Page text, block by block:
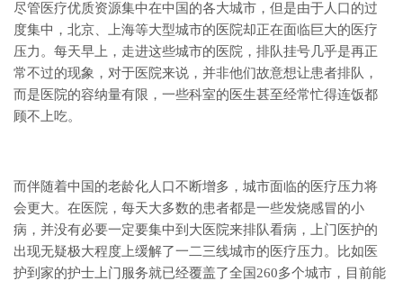
尽管医疗优质资源集中在中国的各大城市，但是由于人口的过
度集中，北京、上海等大型城市的医院却正在面临巨大的医疗
压力。每天早上，走进这些城市的医院，排队挂号几乎是再正
常不过的现象，对于医院来说，并非他们故意想让患者排队，
而是医院的容纳量有限，一些科室的医生甚至经常忙得连饭都
顾不上吃。
而伴随着中国的老龄化人口不断增多，城市面临的医疗压力将
会更大。在医院，每天大多数的患者都是一些发烧感冒的小
病，并没有必要一定要集中到大医院来排队看病，上门医护的
出现无疑极大程度上缓解了一二三线城市的医疗压力。比如医
护到家的护士上门服务就已经覆盖了全国260多个城市，目前能